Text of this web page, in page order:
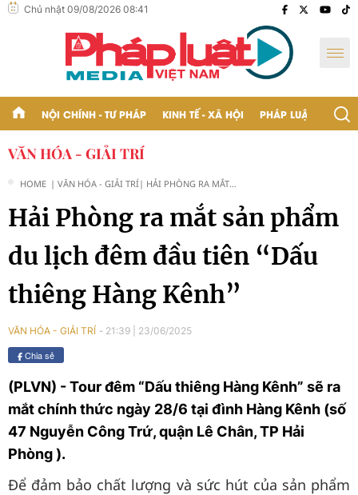
Chủ nhật 09/08/2026 08:41
NỘI CHÍNH - TƯ PHÁP KINH TẾ - XÃ HỘI PHÁP LUẬT - BẠN
VĂN HÓA - GIẢI TRÍ
HOME | VĂN HÓA - GIẢI TRÍ| HẢI PHÒNG RA MẮT
ĐÊM ĐẦU TIÊN “DẤU
THIÊNG HÀNG KÊNH”
Hải Phòng ra mắt sản phẩm
du lịch đêm đầu tiên “Dấu
thiêng Hàng Kênh”
VĂN HÓA - GIẢI TRÍ 21:39 23/06/2025
Chia sẻ
(PLVN) - Tour đêm “Dấu thiêng Hàng Kênh” sẽ ra
mắt chính thức ngày 28/6 tại đình Hàng Kênh (số
47 Nguyễn Công Trứ, quận Lê Chân, TP Hải
Phòng ).
Để đảm bảo chất lượng và sức hút của sản phẩm